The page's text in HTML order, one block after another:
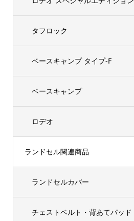
タフロック
ベースキャンプ タイプ-F
ベースキャンプ
ロデオ
ランドセル関連商品
ランドセルカバー
チェストベルト・背あてパッド